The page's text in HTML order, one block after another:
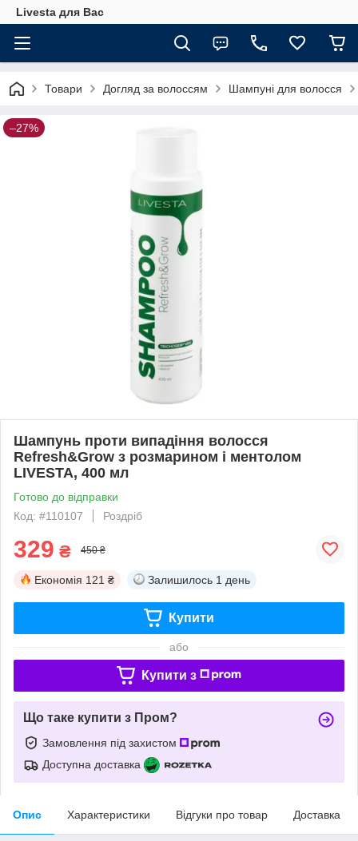
Livesta для Вас
Товари Догляд за волоссям Шампуні для волосся
–27%
Шампунь проти випадіння волосся
Refresh&Grow з розмарином і ментолом
LIVESTA, 400 мл
Готово до відправки
Код: #110107
Роздріб
329 ₴ 450 ₴
Економія 121 ₴ Залишилось 1 день
Купити
або
Купити з
Що таке купити з Пром?
Замовлення під захистом
Доступна доставка
Опис Характеристики Відгуки про товар Доставка